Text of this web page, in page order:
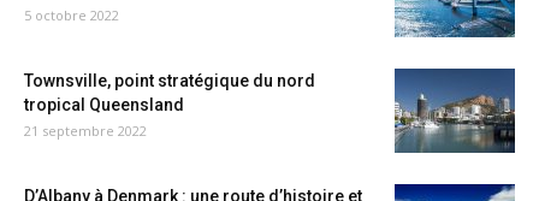
5 octobre 2022
Townsville, point stratégique du nord
tropical Queensland
21 septembre 2022
D’Albany à Denmark : une route d’histoire et